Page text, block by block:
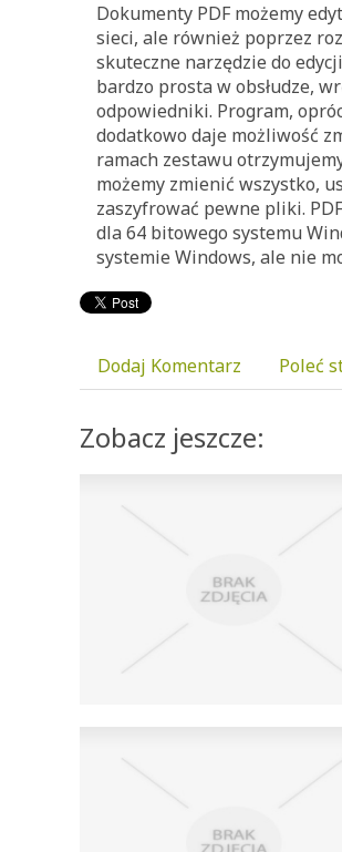
Dokumenty PDF możemy
sieci, ale również poprzez
skuteczne narzędzie do
bardzo prosta w obsłudze,
odpowiedniki. Program,
dodatkowo daje możliwość
ramach zestawu
możemy zmienić wszystko,
zaszyfrować pewne pliki.
dla 64 bitowego systemu
systemie Windows, ale nie
Dodaj Komentarz Poleć
Zobacz jeszcze: